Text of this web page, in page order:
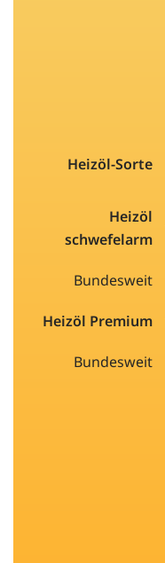
Heizöl-Sorte
Heizöl
schwefelarm
Bundesweit
Heizöl Premium
Bundesweit